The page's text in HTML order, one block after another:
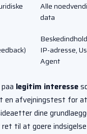
Alle
data
IP-adresse,
Agent
legitim interesse
en afvejningstest for
dine
til at goere